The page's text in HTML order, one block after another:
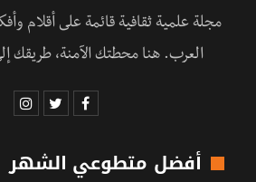
مجلة علمية ثقافية قائمة على أقلام
العرب. هنا محطتك الآمنة، طريقك
أفضل متطوعي الشهر